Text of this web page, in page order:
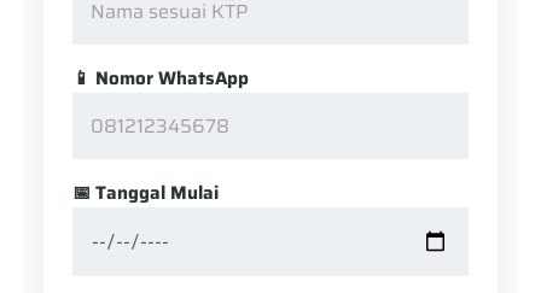
📱 Nomor WhatsApp
📅 Tanggal Mulai